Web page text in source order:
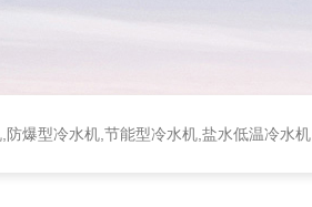
防爆型冷水机,节能型冷水机,盐水低温冷水机